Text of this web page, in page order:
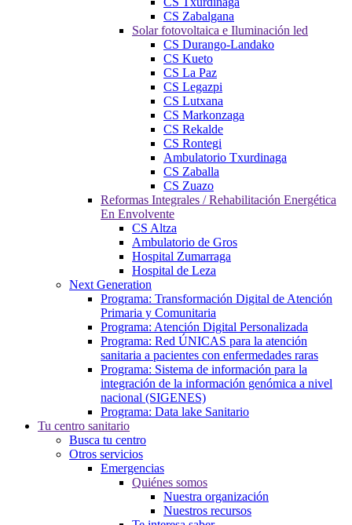
CS Zabalgana
Solar fotovoltaica e Iluminación led
CS Durango-Landako
CS Kueto
CS La Paz
CS Legazpi
CS Lutxana
CS Markonzaga
CS Rekalde
CS Rontegi
Ambulatorio Txurdinaga
CS Zaballa
CS Zuazo
Reformas Integrales / Rehabilitación Energética
En Envolvente
CS Altza
Ambulatorio de Gros
Hospital Zumarraga
Hospital de Leza
Next Generation
Programa: Transformación Digital de Atención
Primaria y Comunitaria
Programa: Atención Digital Personalizada
Programa: Red ÚNICAS para la atención
sanitaria a pacientes con enfermedades raras
Programa: Sistema de información para la
integración de la información genómica a nivel
nacional (SIGENES)
Programa: Data lake Sanitario
Tu centro sanitario
Busca tu centro
Otros servicios
Emergencias
Quiénes somos
Nuestra organización
Nuestros recursos